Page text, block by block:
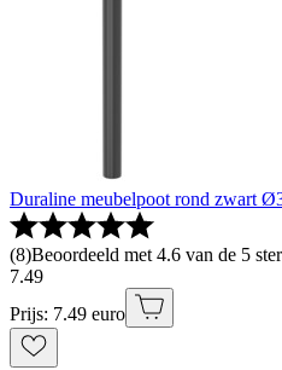
Duraline meubelpoot rond zwart
(8)Beoordeeld met 4.6 van de 5
7.49
Prijs: 7.49 euro